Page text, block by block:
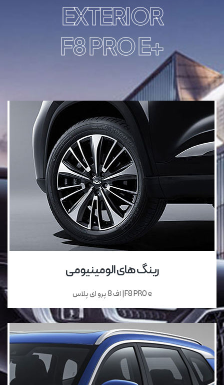
EXTERIOR
+F8 PRO E
رینگ های الومینیومی
F8 PRO e| اف 8 پرو ای پلاس